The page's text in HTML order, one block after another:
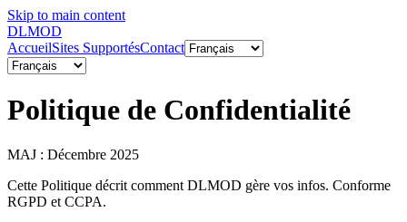
Skip to main content
DLMOD
AccueilSites SupportésContact
Politique de Confidentialité
MAJ : Décembre 2025
Cette Politique décrit comment DLMOD gère vos infos. Conforme
RGPD et CCPA.